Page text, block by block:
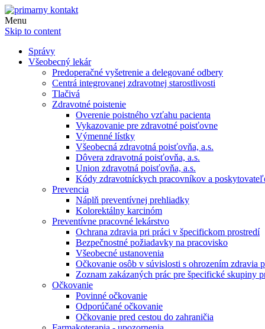
Menu
Skip to content
Správy
Všeobecný lekár
Predoperačné vyšetrenie a delegované odbery
Centrá integrovanej zdravotnej starostlivosti
Tlačivá
Zdravotné poistenie
Overenie poistného vzťahu pacienta
Vykazovanie pre zdravotné poisťovne
Výmenné lístky
Všeobecná zdravotná poisťovňa, a.s.
Dôvera zdravotná poisťovňa, a.s.
Union zdravotná poisťovňa, a.s.
Kódy zdravotníckych pracovníkov a
Prevencia
Náplň preventívnej prehliadky
Kolorektálny karcinóm
Preventívne pracovné lekárstvo
Ochrana zdravia pri práci v špecifickom prostredí
Bezpečnostné požiadavky na pracovisko
Všeobecné ustanovenia
Očkovanie osôb v súvislosti s ohrozením zdravia
Zoznam zakázaných prác pre špecifické skupiny
Očkovanie
Povinné očkovanie
Odporúčané očkovanie
Očkovanie pred cestou do zahraničia